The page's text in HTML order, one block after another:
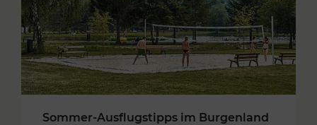
Sommer-Ausflugstipps im Burgenland